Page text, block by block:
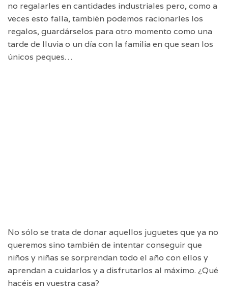
no regalarles en cantidades industriales pero, como a
veces esto falla, también podemos racionarles los
regalos, guardárselos para otro momento como una
tarde de lluvia o un día con la familia en que sean los
únicos peques…
No sólo se trata de donar aquellos juguetes que ya no
queremos sino también de intentar conseguir que
niños y niñas se sorprendan todo el año con ellos y
aprendan a cuidarlos y a disfrutarlos al máximo. ¿Qué
hacéis en vuestra casa?